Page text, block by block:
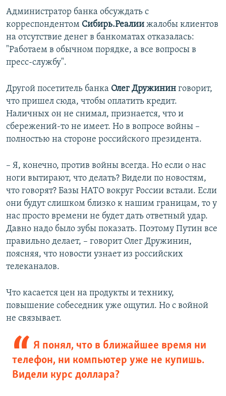
Администратор банка обсуждать с
корреспондентом Сибирь.Реалии жалобы клиентов
на отсутствие денег в банкоматах отказалась:
"Работаем в обычном порядке, а все вопросы в
пресс-службу".
Другой посетитель банка Олег Дружинин говорит,
что пришел сюда, чтобы оплатить кредит.
Наличных он не снимал, признается, что и
сбережений-то не имеет. Но в вопросе войны –
полностью на стороне российского президента.
– Я, конечно, против войны всегда. Но если о нас
ноги вытирают, что делать? Видели по новостям,
что говорят? Базы НАТО вокруг России встали. Если
они будут слишком близко к нашим границам, то у
нас просто времени не будет дать ответный удар.
Давно надо было зубы показать. Поэтому Путин все
правильно делает, – говорит Олег Дружинин,
поясняя, что новости узнает из российских
телеканалов.
Что касается цен на продукты и технику,
повышение собеседник уже ощутил. Но с войной
не связывает.
Я понял, что в ближайшее время ни
телефон, ни компьютер уже не купишь.
Видели курс доллара?